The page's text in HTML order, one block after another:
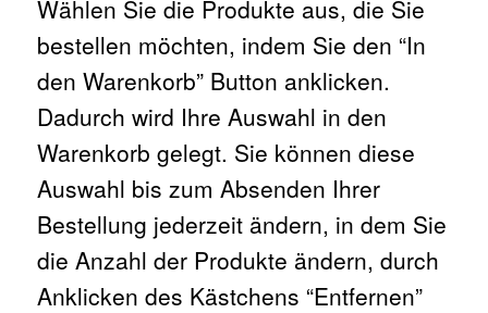
Wählen Sie die Produkte aus, die Sie
bestellen möchten, indem Sie den “In
den Warenkorb” Button anklicken.
Dadurch wird Ihre Auswahl in den
Warenkorb gelegt. Sie können diese
Auswahl bis zum Absenden Ihrer
Bestellung jederzeit ändern, in dem Sie
die Anzahl der Produkte ändern, durch
Anklicken des Kästchens “Entfernen”